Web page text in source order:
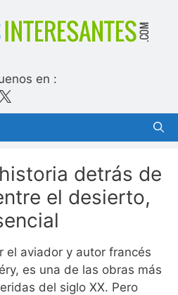
en :
detrás de
el desierto,
el aviador y autor francés
es una de las obras más
del siglo XX. Pero